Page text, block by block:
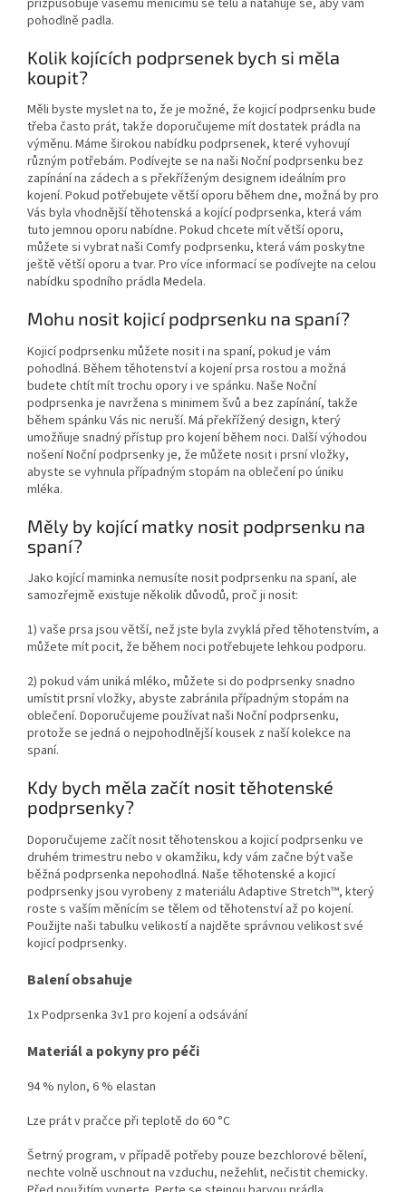
pohodlně padla.
Kolik kojících podprsenek bych si měla
koupit?
Měli byste myslet na to, že je možné, že kojicí podprsenku bude
třeba často prát, takže doporučujeme mít dostatek prádla na
výměnu. Máme širokou nabídku podprsenek, které vyhovují
různým potřebám. Podívejte se na naši Noční podprsenku bez
zapínání na zádech a s překříženým designem ideálním pro
kojení. Pokud potřebujete větší oporu během dne, možná by pro
Vás byla vhodnější těhotenská a kojící podprsenka, která vám
tuto jemnou oporu nabídne. Pokud chcete mít větší oporu,
můžete si vybrat naši Comfy podprsenku, která vám poskytne
ještě větší oporu a tvar. Pro více informací se podívejte na celou
nabídku spodního prádla Medela.
Mohu nosit kojicí podprsenku na spaní?
Kojicí podprsenku můžete nosit i na spaní, pokud je vám
pohodlná. Během těhotenství a kojení prsa rostou a možná
budete chtít mít trochu opory i ve spánku. Naše Noční
podprsenka je navržena s minimem švů a bez zapínání, takže
během spánku Vás nic neruší. Má překřížený design, který
umožňuje snadný přístup pro kojení během noci. Další výhodou
nošení Noční podprsenky je, že můžete nosit i prsní vložky,
abyste se vyhnula případným stopám na oblečení po úniku
mléka.
Měly by kojící matky nosit podprsenku na
spaní?
Jako kojící maminka nemusíte nosit podprsenku na spaní, ale
samozřejmě existuje několik důvodů, proč ji nosit:
1) vaše prsa jsou větší, než jste byla zvyklá před těhotenstvím, a
můžete mít pocit, že během noci potřebujete lehkou podporu.
2) pokud vám uniká mléko, můžete si do podprsenky snadno
umístit prsní vložky, abyste zabránila případným stopám na
oblečení. Doporučujeme používat naši Noční podprsenku,
protože se jedná o nejpohodlnější kousek z naší kolekce na
spaní.
Kdy bych měla začít nosit těhotenské
podprsenky?
Doporučujeme začít nosit těhotenskou a kojicí podprsenku ve
druhém trimestru nebo v okamžiku, kdy vám začne být vaše
běžná podprsenka nepohodlná. Naše těhotenské a kojicí
podprsenky jsou vyrobeny z materiálu Adaptive Stretch™, který
roste s vaším měnícím se tělem od těhotenství až po kojení.
Použijte naši tabulku velikostí a najděte správnou velikost své
kojicí podprsenky.
Balení obsahuje
1x Podprsenka 3v1 pro kojení a odsávání
Materiál a pokyny pro péči
94 % nylon, 6 % elastan
Lze prát v pračce při teplotě do 60 °C
Šetrný program, v případě potřeby pouze bezchlorové bělení,
nechte volně uschnout na vzduchu, nežehlit, nečistit chemicky.